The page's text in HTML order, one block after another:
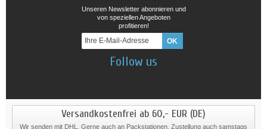
Unseren Newsletter abonnieren und
von speziellen Angeboten
profitieren!
Follow us
Versandkostenfrei ab 60,- EUR (DE)
Wir senden mit DHL. Gerne auch an Packstationen. Zustellung auch samstags